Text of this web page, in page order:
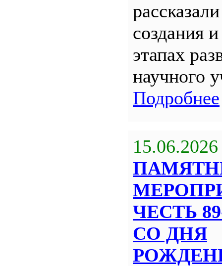
создания
этапах
научного
Подробнее
15.06.2026
ЧЕСТЬ
СО ДНЯ